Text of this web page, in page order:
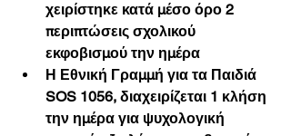
χειρίστηκε κατά μέσο όρο 2
περιπτώσεις σχολικού
εκφοβισμού την ημέρα
Η Εθνική Γραμμή για τα Παιδιά
SOS 1056, διαχειρίζεται 1 κλήση
την ημέρα για ψυχολογική